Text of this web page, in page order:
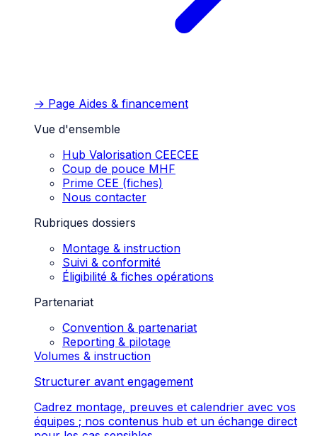
→ Page Aides & financement
Vue d'ensemble
Hub Valorisation CEECEE
Coup de pouce MHF
Prime CEE (fiches)
Nous contacter
Rubriques dossiers
Montage & instruction
Suivi & conformité
Éligibilité & fiches opérations
Partenariat
Convention & partenariat
Reporting & pilotage
Volumes & instruction
Structurer avant engagement
Cadrez montage, preuves et calendrier avec vos
équipes ; nos contenus hub et un échange direct